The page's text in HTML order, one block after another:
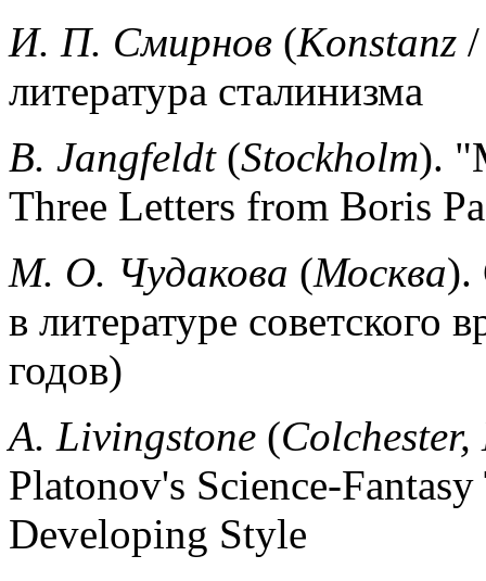
И. П. Смирнов (Konstanz /
литература сталинизма
В. Jangfeldt(Stockholm).
Three Letters from Boris
M. О. Чудакова (Москва).
в литературе советского
годов)
A. Livingstone (Colchester,
Platonov's Science-
Developing Style